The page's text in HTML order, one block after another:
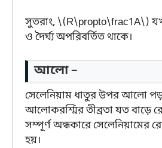
সুতরাং, \(R\propto\frac1A\)
ও দৈর্ঘ্য অপরিবর্তিত থাকে।
আলো –
সেলেনিয়াম ধাতুর উপর আলো
আলোকরশ্মির তীব্রতা যত বাড়ে
সম্পূর্ণ অন্ধকারে সেলেনিয়ামের
হয়।